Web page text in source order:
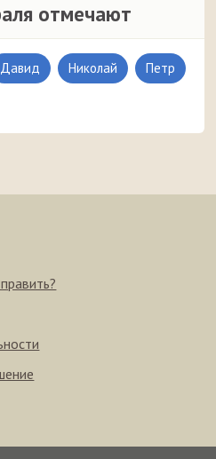
отмечают
Давид Николай Петр